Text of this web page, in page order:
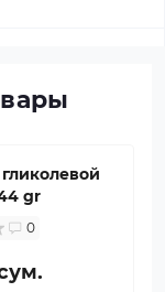
gr
0